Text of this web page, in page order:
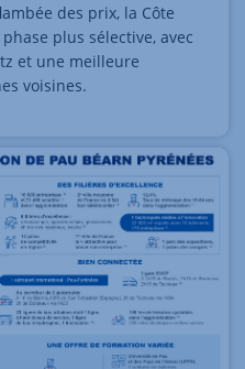
des prix, la Côte
plus sélective, avec
et une meilleure
voisines.